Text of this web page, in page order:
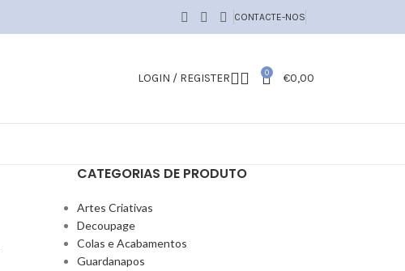
CONTACTE-NOS
LOGIN / REGISTER 0 €0,00
CATEGORIAS DE PRODUTO
Artes Criativas
Decoupage
Colas e Acabamentos
Guardanapos